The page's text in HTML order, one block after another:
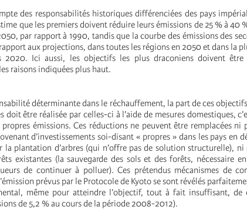
des responsabilités historiques différenciées des pays
que les premiers doivent réduire leurs émissions de 25 % à 40
par rapport à 1990, tandis que la courbe des émissions des
aux projections, dans toutes les régions en 2050 et dans la
2020. Ici aussi, les objectifs les plus draconiens doivent être
raisons indiquées plus haut.
déterminante dans le réchauffement, la part de ces
doit être réalisée par celles-ci à l’aide de mesures domestiques,
émissions. Ces réductions ne peuvent être remplacées ni
d’investissements soi-disant « propres » dans les pays en
plantation d’arbres (qui n’offre pas de solution structurelle),
existantes (la sauvegarde des sols et des forêts, nécessaire
de continuer à polluer). Ces prétendus mécanismes de
prévus par le Protocole de Kyoto se sont révélés
même pour atteindre l’objectif, tout à fait insuffisant, de
de 5,2 % au cours de la période 2008-2012).